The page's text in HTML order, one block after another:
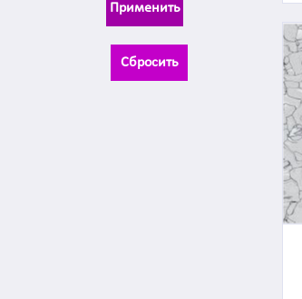
Применить
Сбросить